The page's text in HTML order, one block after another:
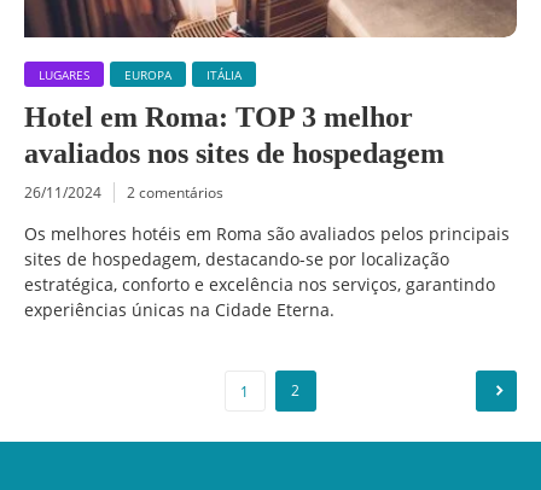
LUGARES EUROPA ITÁLIA
Hotel em Roma: TOP 3 melhor
avaliados nos sites de hospedagem
26/11/2024 2 comentários
Os melhores hotéis em Roma são avaliados pelos principais
sites de hospedagem, destacando-se por localização
estratégica, conforto e excelência nos serviços, garantindo
experiências únicas na Cidade Eterna.
de
1 2